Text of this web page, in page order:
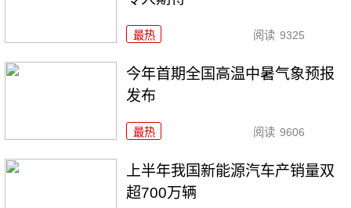
最热 阅读 9325
今年首期全国高温中暑气象预报
发布
最热 阅读 9606
上半年我国新能源汽车产销量双
超700万辆